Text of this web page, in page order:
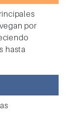
por
hasta